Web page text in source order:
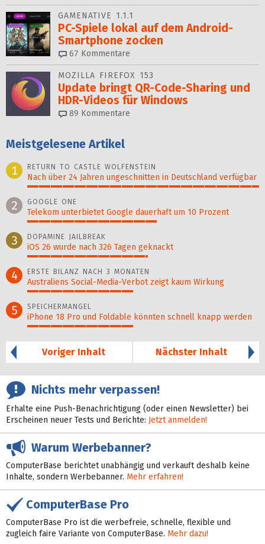
GAMENATIVE 1.1.1
PC-Spiele lokal auf dem Android-
Smartphone zocken
67 Kommentare
MOZILLA FIREFOX 153
Update bringt QR-Code-Sharing und
HDR-Videos für Windows
89 Kommentare
Meistgelesene Artikel
1
RETURN TO CASTLE WOLFENSTEIN
Nach über 24 Jahren ungeschnitten in Deutschland verfügbar
2 GOOGLE ONE
Telekom unterbietet Google dauerhaft um 10 Prozent
3 DOPAMINE JAILBREAK
iOS 26 wurde nach 326 Tagen geknackt
4 ERSTE BILANZ NACH 3 MONATEN
Australiens Social-Media-Verbot zeigt kaum Wirkung
5 SPEICHERMANGEL
iPhone 18 Pro und Foldable könnten schnell knapp werden
Voriger Inhalt
Nächster Inhalt
Nichts mehr verpassen!
Erhalte eine Push-Benachrichtigung (oder einen Newsletter) bei
Erscheinen neuer Tests und Berichte: Jetzt anmelden!
Warum Werbebanner?
ComputerBase berichtet unabhängig und verkauft deshalb keine
Inhalte, sondern Werbebanner. Mehr erfahren!
ComputerBase Pro
ComputerBase Pro ist die werbefreie, schnelle, flexible und
zugleich faire Variante von ComputerBase. Mehr dazu!